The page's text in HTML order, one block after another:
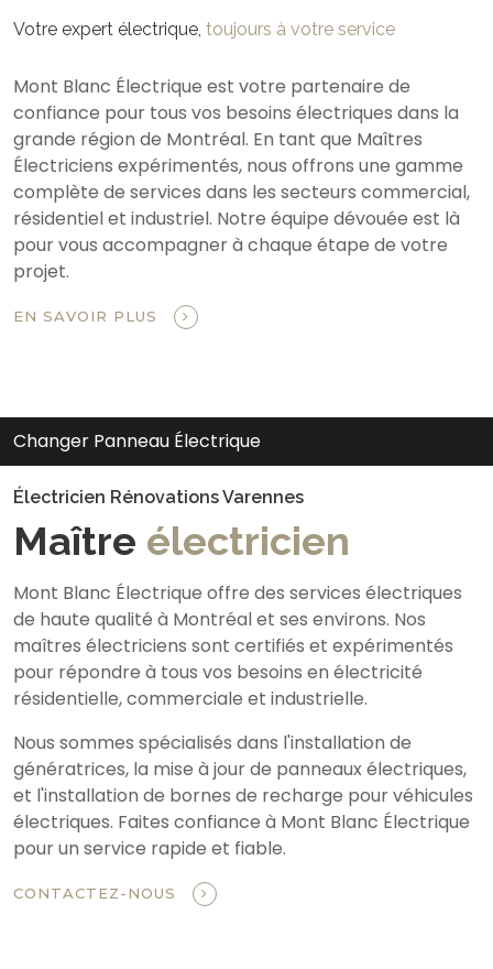
Votre expert électrique, toujours à votre service
Mont Blanc Électrique est votre partenaire de
confiance pour tous vos besoins électriques dans la
grande région de Montréal. En tant que Maîtres
Électriciens expérimentés, nous offrons une gamme
complète de services dans les secteurs commercial,
résidentiel et industriel. Notre équipe dévouée est là
pour vous accompagner à chaque étape de votre
projet.
EN SAVOIR PLUS
Changer Panneau Électrique
Électricien Rénovations Varennes
Maître électricien
Mont Blanc Électrique offre des services électriques
de haute qualité à Montréal et ses environs. Nos
maîtres électriciens sont certifiés et expérimentés
pour répondre à tous vos besoins en électricité
résidentielle, commerciale et industrielle.
Nous sommes spécialisés dans l'installation de
génératrices, la mise à jour de panneaux électriques,
et l'installation de bornes de recharge pour véhicules
électriques. Faites confiance à Mont Blanc Électrique
pour un service rapide et fiable.
CONTACTEZ-NOUS